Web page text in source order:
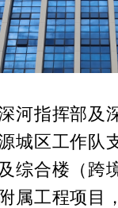
河指挥部及
城区工作队
综合楼（跨
属工程项目